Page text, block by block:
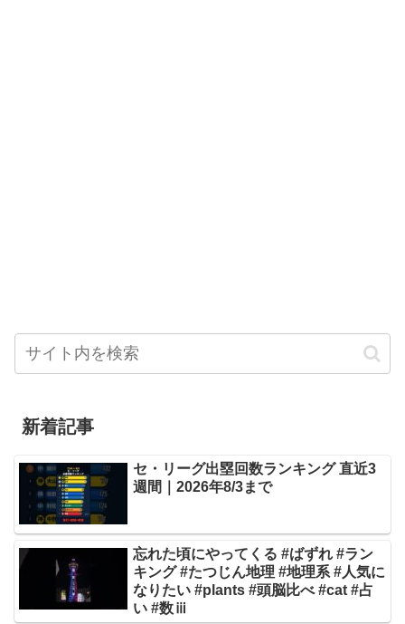
新着記事
セ・リーグ出塁回数ランキング 直近3
週間｜2026年8/3まで
忘れた頃にやってくる #ばずれ #ラン
キング #たつじん地理 #地理系 #人気に
なりたい #plants #頭脳比べ #cat #占
い #数ⅲ